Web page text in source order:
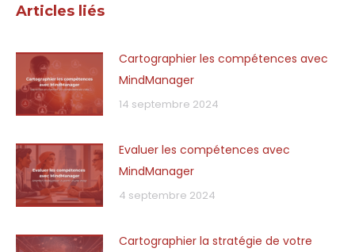
Articles liés
Cartographier les compétences avec
MindManager
14 septembre 2024
Evaluer les compétences avec
MindManager
4 septembre 2024
Cartographier la stratégie de votre